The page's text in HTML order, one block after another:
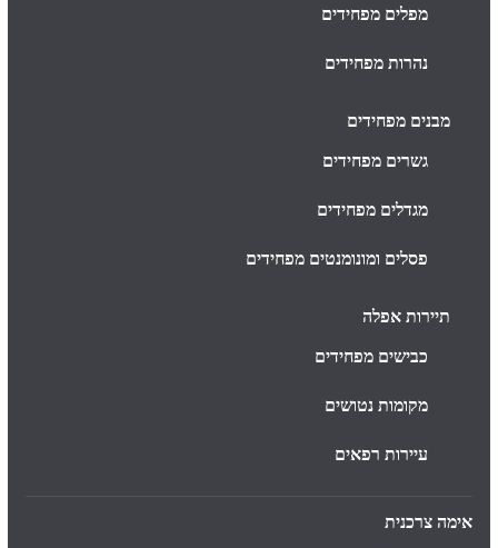
מפלים מפחידים
נהרות מפחידים
מבנים מפחידים
גשרים מפחידים
מגדלים מפחידים
פסלים ומונומנטים מפחידים
תיירות אפלה
כבישים מפחידים
מקומות נטושים
עיירות רפאים
אימה צרכנית